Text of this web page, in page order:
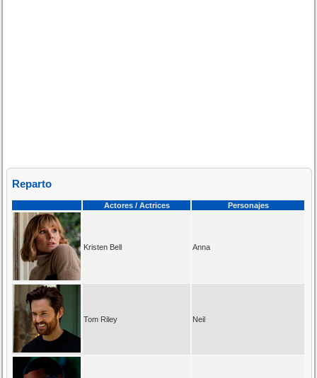
Reparto
Actores / Actrices Personajes
Kristen Bell Anna
Tom Riley Neil